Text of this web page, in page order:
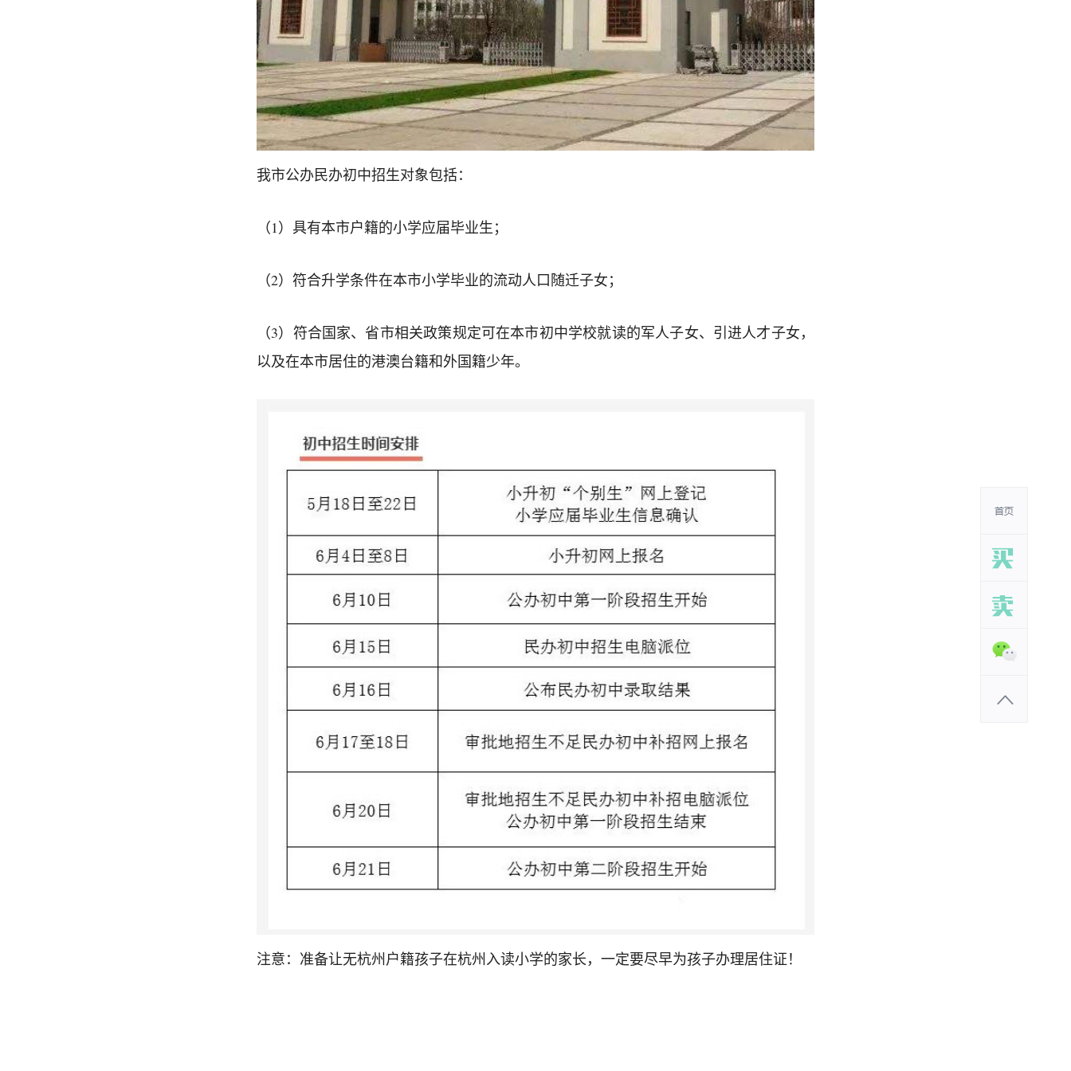
我市公办民办初中招生对象包括：
（1）具有本市户籍的小学应届毕业生；
（2）符合升学条件在本市小学毕业的流动人口随迁子女；
（3）符合国家、省市相关政策规定可在本市初中学校就读的军人子女、引进人才子女，
以及在本市居住的港澳台籍和外国籍少年。
注意：准备让无杭州户籍孩子在杭州入读小学的家长，一定要尽早为孩子办理居住证！